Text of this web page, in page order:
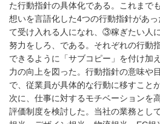
た行動指針の具体化である。これまで
想いを言語化した4つの行動指針があ
て受け入れる人になれ、③稼ぎたい人
努力をしろ、である。それぞれの行動
できるように「サブコピー」を付け加
力の向上を図った。行動指針の意味や
で、従業員が具体的な行動に移すこと
次に、仕事に対するモチベーションを
評価制度を検討した。当社の業務とし